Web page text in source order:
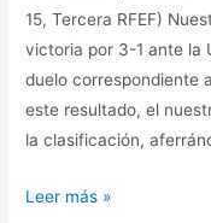
15, Tercera RFEF)
victoria por 3-1 ante la
duelo correspondiente
este resultado, el
la clasificación,
Leer más »